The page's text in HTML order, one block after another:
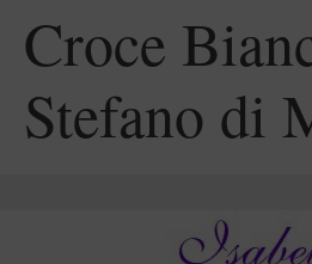
Croce
Stefano di